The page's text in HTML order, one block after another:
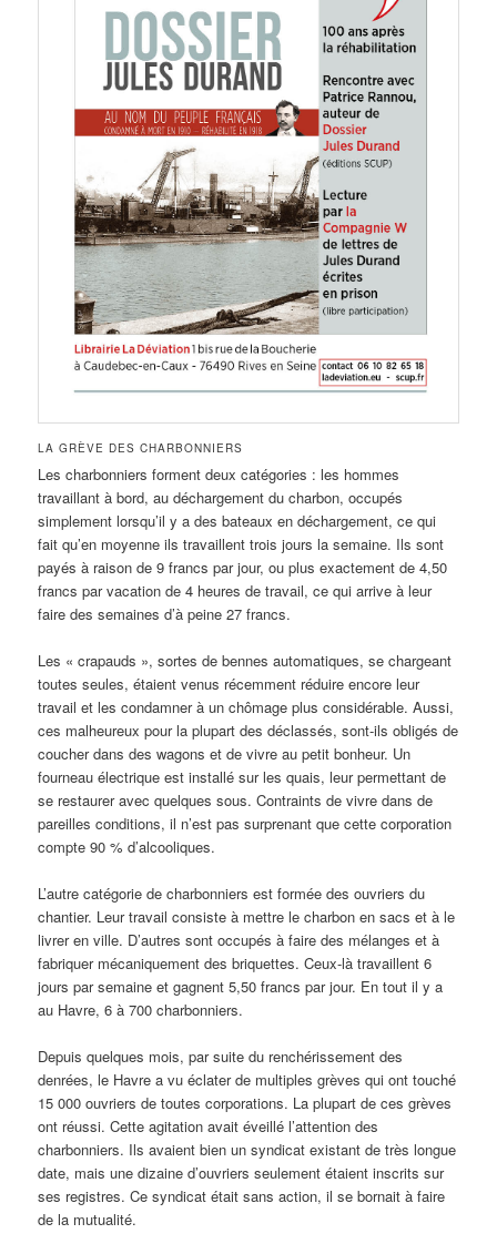
LA GRÈVE DES CHARBONNIERS
Les charbonniers forment deux catégories : les hommes
travaillant à bord, au déchargement du charbon, occupés
simplement lorsqu’il y a des bateaux en déchargement, ce qui
fait qu’en moyenne ils travaillent trois jours la semaine. Ils sont
payés à raison de 9 francs par jour, ou plus exactement de 4,50
francs par vacation de 4 heures de travail, ce qui arrive à leur
faire des semaines d’à peine 27 francs.
Les « crapauds », sortes de bennes automatiques, se chargeant
toutes seules, étaient venus récemment réduire encore leur
travail et les condamner à un chômage plus considérable. Aussi,
ces malheureux pour la plupart des déclassés, sont-ils obligés de
coucher dans des wagons et de vivre au petit bonheur. Un
fourneau électrique est installé sur les quais, leur permettant de
se restaurer avec quelques sous. Contraints de vivre dans de
pareilles conditions, il n’est pas surprenant que cette corporation
compte 90 % d’alcooliques.
L’autre catégorie de charbonniers est formée des ouvriers du
chantier. Leur travail consiste à mettre le charbon en sacs et à le
livrer en ville. D’autres sont occupés à faire des mélanges et à
fabriquer mécaniquement des briquettes. Ceux-là travaillent 6
jours par semaine et gagnent 5,50 francs par jour. En tout il y a
au Havre, 6 à 700 charbonniers.
Depuis quelques mois, par suite du renchérissement des
denrées, le Havre a vu éclater de multiples grèves qui ont touché
15 000 ouvriers de toutes corporations. La plupart de ces grèves
ont réussi. Cette agitation avait éveillé l’attention des
charbonniers. Ils avaient bien un syndicat existant de très longue
date, mais une dizaine d’ouvriers seulement étaient inscrits sur
ses registres. Ce syndicat était sans action, il se bornait à faire
de la mutualité.